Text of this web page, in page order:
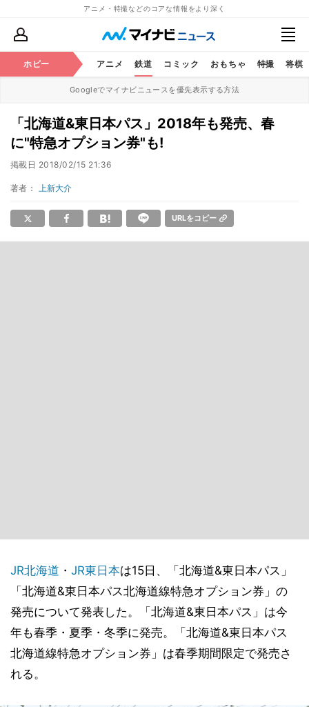
アニメ・特撮などのコアな情報をより深く
ホビー アニメ 鉄道 コミック おもちゃ 特撮 将棋
Googleでマイナビニュースを優先表示する方法
「北海道&東日本パス」2018年も発売、春
に"特急オプション券"も!
掲載日 2018/02/15 21:36
著者： 上新大介
URLをコピー
JR北海道 ・ JR東日本は15日、「北海道&東日本パス」
「北海道&東日本パス北海道線特急オプション券」の
発売について発表した。「北海道&東日本パス」は今
年も春季・夏季・冬季に発売。「北海道&東日本パス
北海道線特急オプション券」は春季期間限定で発売さ
れる。